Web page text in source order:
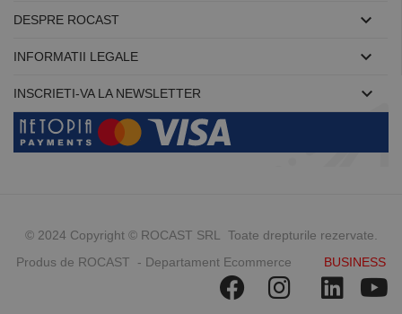
DESPRE ROCAST 
INFORMATII LEGALE 
INSCRIETI-VA LA NEWSLETTER 
© 2024 Copyright © ROCAST SRL Toate drepturile rezervate.
Produs de ROCAST - Departament Ecommerce BUSINESS